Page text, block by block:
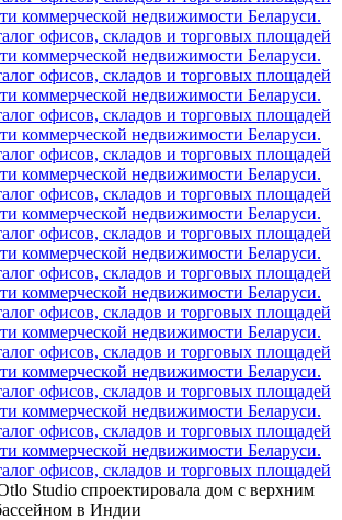
коммерческой недвижимости Беларуси.
офисов, складов и торговых площадей
коммерческой недвижимости Беларуси.
офисов, складов и торговых площадей
коммерческой недвижимости Беларуси.
офисов, складов и торговых площадей
коммерческой недвижимости Беларуси.
офисов, складов и торговых площадей
коммерческой недвижимости Беларуси.
офисов, складов и торговых площадей
коммерческой недвижимости Беларуси.
офисов, складов и торговых площадей
коммерческой недвижимости Беларуси.
офисов, складов и торговых площадей
коммерческой недвижимости Беларуси.
офисов, складов и торговых площадей
коммерческой недвижимости Беларуси.
офисов, складов и торговых площадей
коммерческой недвижимости Беларуси.
офисов, складов и торговых площадей
коммерческой недвижимости Беларуси.
офисов, складов и торговых площадей
коммерческой недвижимости Беларуси.
офисов, складов и торговых площадей
Studio спроектировала дом с верхним
в Индии